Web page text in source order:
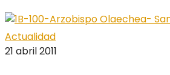
Actualidad
21 abril 2011